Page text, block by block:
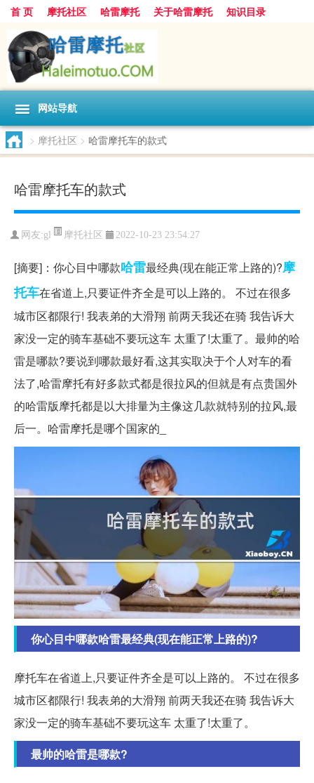
首 页 摩托社区 哈雷摩托 关于哈雷摩托 知识目录
网站导航
> 摩托社区 > 哈雷摩托车的款式
哈雷摩托车的款式
网友:gl 摩托社区 2022-10-23 23:54:27
[摘要]：你心目中哪款哈雷最经典(现在能正常上路的)?摩
托车在省道上,只要证件齐全是可以上路的。 不过在很多
城市区都限行! 我表弟的大滑翔 前两天我还在骑 我告诉大
家没一定的骑车基础不要玩这车 太重了!太重了。最帅的哈
雷是哪款?要说到哪款最好看,这其实取决于个人对车的看
法了,哈雷摩托有好多款式都是很拉风的但就是有点贵国外
的哈雷版摩托都是以大排量为主像这几款就特别的拉风,最
后一。哈雷摩托是哪个国家的_
你心目中哪款哈雷最经典(现在能正常上路的)?
摩托车在省道上,只要证件齐全是可以上路的。 不过在很多
城市区都限行! 我表弟的大滑翔 前两天我还在骑 我告诉大
家没一定的骑车基础不要玩这车 太重了!太重了。
最帅的哈雷是哪款?